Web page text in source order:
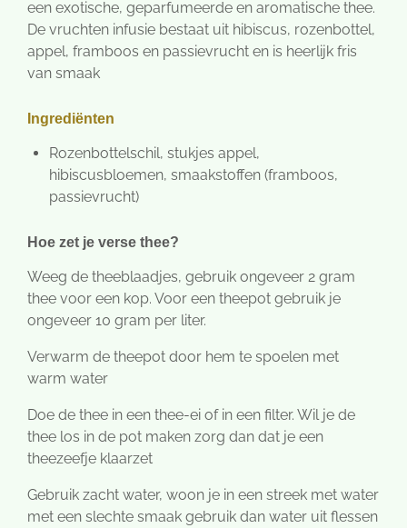
een exotische, geparfumeerde en aromatische thee.
De vruchten infusie bestaat uit hibiscus, rozenbottel,
appel, framboos en passievrucht en is heerlijk fris
van smaak
Ingrediënten
Rozenbottelschil, stukjes appel,
hibiscusbloemen, smaakstoffen (framboos,
passievrucht)
Hoe zet je verse thee?
Weeg de theeblaadjes, gebruik ongeveer 2 gram
thee voor een kop. Voor een theepot gebruik je
ongeveer 10 gram per liter.
Verwarm de theepot door hem te spoelen met
warm water
Doe de thee in een thee-ei of in een filter. Wil je de
thee los in de pot maken zorg dan dat je een
theezeefje klaarzet
Gebruik zacht water, woon je in een streek met water
met een slechte smaak gebruik dan water uit flessen